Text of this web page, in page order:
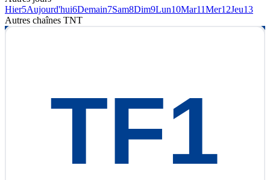
Hier5Aujourd'hui6Demain7Sam8Dim9Lun10Mar11Mer12Jeu13
Autres chaînes TNT